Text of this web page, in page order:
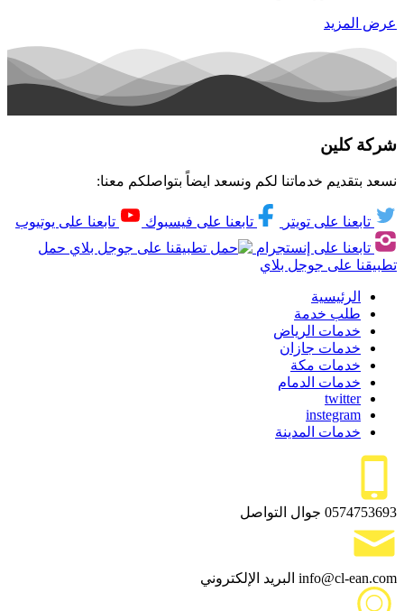
عرض المزيد
شركة كلين
نسعد بتقديم خدماتنا لكم ونسعد ايضاً بتواصلكم معنا:
تابعنا على تويتر تابعنا على فيسبوك
تابعنا على يوتيوب
تابعنا على إنستجرام
حمل
تطبيقنا على جوجل بلاي
الرئيسية
طلب خدمة
خدمات الرياض
خدمات جازان
خدمات مكة
خدمات الدمام
twitter
instegram
خدمات المدينة
0574753693 جوال التواصل
info@cl-ean.com البريد الإلكتروني